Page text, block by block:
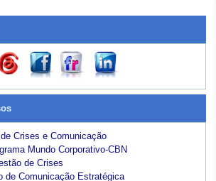
Crises e Comunicação
Mundo Corporativo-CBN
de Crises
de Comunicação Estratégica